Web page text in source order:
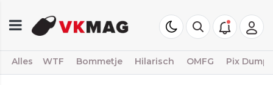
Alles WTF Bommetje Hilarisch OMFG Pix Dump